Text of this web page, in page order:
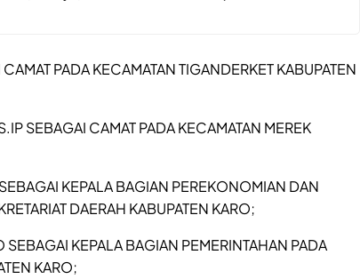
PADA KECAMATAN TIGANDERKET KABUPATEN
SEBAGAI CAMAT PADA KECAMATAN MEREK
KEPALA BAGIAN PEREKONOMIAN DAN
DAERAH KABUPATEN KARO;
KEPALA BAGIAN PEMERINTAHAN PADA
KARO;